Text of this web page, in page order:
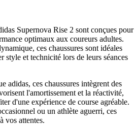
Supernova Rise 2 sont conçues pour
optimaux aux coureurs adultes.
ces chaussures sont idéales
style et technicité lors de leurs séances
adidas, ces chaussures intègrent des
l'amortissement et la réactivité,
d'une expérience de course agréable.
ou un athlète aguerri, ces
vos attentes.